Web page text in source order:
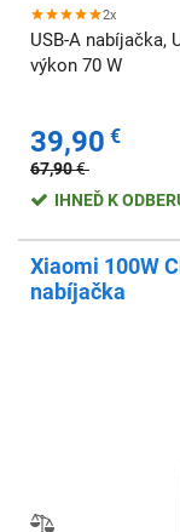
2x
USB-A nabíjačka,
výkon 70 W
39,90 €
67,90€
IHNEĎ K
Xiaomi 100W
nabíjačka